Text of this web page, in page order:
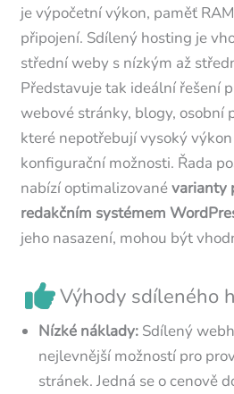
je výpočetní výkon, paměť
připojení. Sdílený hosting je
střední weby s nízkým až
Představuje tak ideální řešení
webové stránky, blogy, osobní
které nepotřebují vysoký
konfigurační možnosti. Řada
nabízí optimalizovanévarianty
redakčním systémem
jeho nasazení, mohou být
Výhody sdíleného
Nízké náklady: Sdílený
nejlevnější možností pro
stránek. Jedná se o cenově